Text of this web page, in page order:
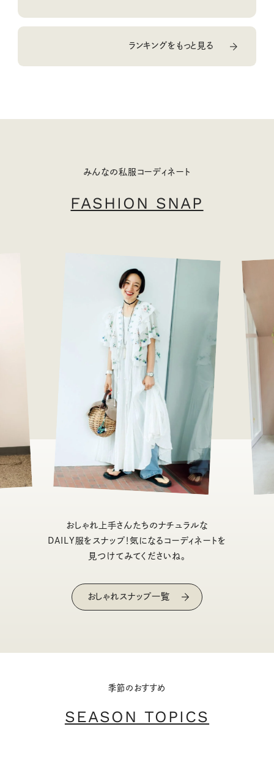
ランキングをもっと見る
みんなの私服コーディネート
FASHION SNAP
おしゃれ上手さんたちのナチュラルな
DAILY服をスナップ！気になるコーディネートを
見つけてみてくださいね。
おしゃれスナップ一覧
季節のおすすめ
SEASON TOPICS